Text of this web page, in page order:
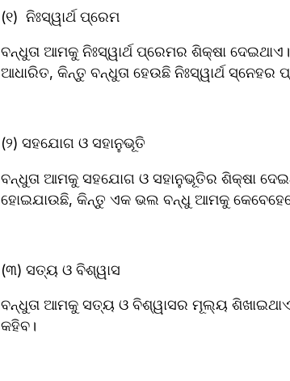
(୧)  ନିଃସ୍ୱାର୍ଥ ପ୍ରେମ
ବନ୍ଧୁତା ଆମକୁ ନିଃସ୍ୱାର୍ଥ ପ୍ରେମର ଶିକ୍ଷା
(୨) ସହଯୋଗ ଓ ସହାନୁଭୂତି
ବନ୍ଧୁତା ଆମକୁ ସହଯୋଗ ଓ ସହାନୁଭୂତିର ଶିକ୍ଷା
ହୋଇଯାଉଛି, କିନ୍ତୁ ଏକ ଭଲ ବନ୍ଧୁ ଆମକୁ କେବେହେଲେ
(୩) ସତ୍ୟ ଓ ବିଶ୍ୱାସ
ବନ୍ଧୁତା ଆମକୁ ସତ୍ୟ ଓ ବିଶ୍ୱାସର ମୂଲ୍ୟ
କହିବ।